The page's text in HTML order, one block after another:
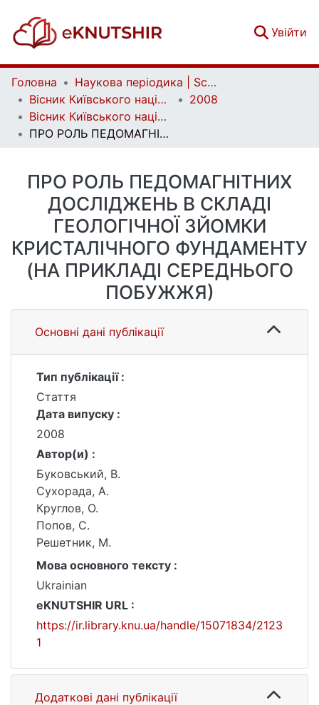
Увійти
Головна
Наукова періодика | Scientific periodicals
Вісник Київського національного університету імені Тараса Шевченка. Геологія | Visnyk of Taras Shevchenko National University of Kyiv. Geology
2008
Вісник Київського національного університету імені Тараса Шевченка. Геологія. Вип. 44
ПРО РОЛЬ ПЕДОМАГНІТНИХ ДОСЛІДЖЕНЬ В СКЛАДІ ГЕОЛОГІЧНОЇ ЗЙОМКИ КРИСТАЛІЧНОГО ФУНДАМЕНТУ (НА ПРИКЛАДІ СЕРЕДНЬОГО ПОБУЖЖЯ)
ПРО РОЛЬ ПЕДОМАГНІТНИХ
ДОСЛІДЖЕНЬ В СКЛАДІ
ГЕОЛОГІЧНОЇ ЗЙОМКИ
КРИСТАЛІЧНОГО ФУНДАМЕНТУ
(НА ПРИКЛАДІ СЕРЕДНЬОГО
ПОБУЖЖЯ)
Основні дані публікації
Тип публікації :
Стаття
Дата випуску :
2008
Автор(и) :
Буковський, В.
Сухорада, А.
Круглов, О.
Попов, С.
Решетник, М.
Мова основного тексту :
Ukrainian
eKNUTSHIR URL :
https://ir.library.knu.ua/handle/15071834/2123
1
Додаткові дані публікації